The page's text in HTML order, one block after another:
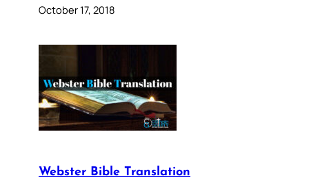
October 17, 2018
Webster Bible Translation